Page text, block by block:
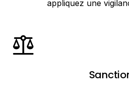
appliquez une